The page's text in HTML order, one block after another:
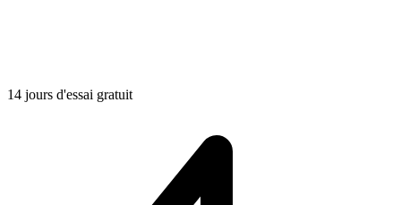
14 jours d'essai gratuit